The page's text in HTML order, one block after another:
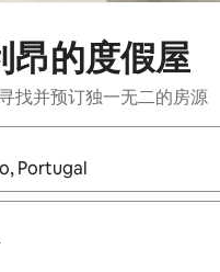
昂的度假屋
找并预订独一无二的房源
，请使用上下方向键查看，